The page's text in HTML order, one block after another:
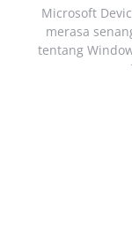
Microsoft
merasa
tentang